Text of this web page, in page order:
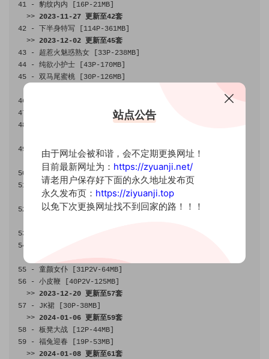
41
- 豹纹内内 16P-21MB
>> 2023-11-27 更新至42套
42
- 下半身特写 114P-361MB
>> 2023-12-02 更新至45套
43
- 超惹火魅惑熟女 33P-238MB
44
- 纯欲小护士 43P-170MB
45
- 双马尾蜜桃 30P-126MB
46
47
17P1V-48MB]
48
12P-32MB]
49
黑丝yyds [ 14P1V-22MB
2023- 12 -10 更新至 51 套
50
辣妹套装 [ 22P -49MB
51
美足艺术 51P- 143MB ]
2023-12-11 更新至52套
52
粉嫩蕾丝裤 [39P-289MB]
53
54
55
- 童颜女仆 31P2V-64MB
56
- 小皮鞭 40P2V-125MB
>> 2023-12-20 更新至57套
57
- JK裙 30P-38MB
>> 2024-01-06 更新至59套
58
- 板凳大战 12P-44MB
59
- 福兔迎春 19P-53MB
>> 2024-01-08 更新至61套
站点公告
由于网址会被和谐，会不定期更换网址！
目前最新网址为： https://zyuanji.net/
请老用户保存好下面的永久地址发布页
永久发布页： https://ziyuanji.top
以免下次更换网址找不到回家的路！！！